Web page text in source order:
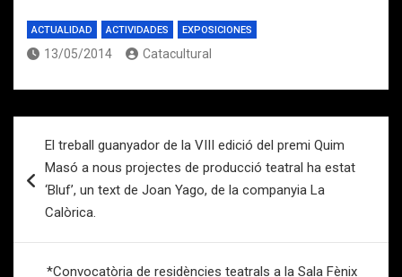
ACTUALIDAD ACTIVIDADES EXPOSICIONES
13/05/2014 Catacultural
entradas
El treball guanyador de la VIII edició del premi Quim
Masó a nous projectes de producció teatral ha estat
‘Bluf’, un text de Joan Yago, de la companyia La
Calòrica.
*Convocatòria de residències teatrals a la Sala Fènix